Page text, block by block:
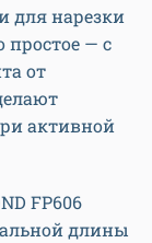
для нарезки
— с
от
активной
FP606
длины